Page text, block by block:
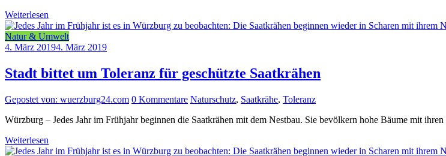
Weiterlesen
Natur & Umwelt
4. März 20194. März 2019
Stadt bittet um Toleranz für geschützte Saatkrähen
Gepostet von: wuerzburg24.com 0 Kommentare Naturschutz, Saatkrähe, Toleranz
Würzburg – Jedes Jahr im Frühjahr beginnen die Saatkrähen mit dem Nestbau. Sie bevölkern hohe Bäume mit
Weiterlesen